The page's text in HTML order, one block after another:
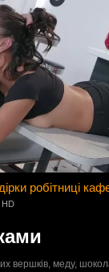
робітниці
HD
вершків, меду,